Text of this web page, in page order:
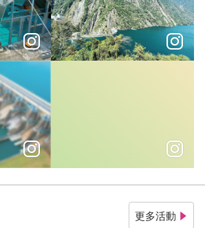
中三處永續教育場域，聆聽土地與人的
今天是「世界水資源日」大家
更多活動